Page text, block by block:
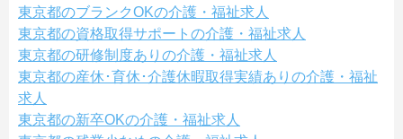
東京都のブランクOKの介護・福祉求人
東京都の資格取得サポートの介護・福祉求人
東京都の研修制度ありの介護・福祉求人
東京都の産休･育休･介護休暇取得実績ありの介護・福祉
求人
東京都の新卒OKの介護・福祉求人